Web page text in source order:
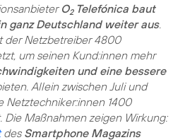
O2Telefónica baut
ganz Deutschland weiter aus.
der Netzbetreiber 4800
um seinen Kund:innen mehr
und eine bessere
Allein zwischen Juli und
Netztechniker:innen 1400
Die Maßnahmen zeigen Wirkung:
des Smartphone Magazins